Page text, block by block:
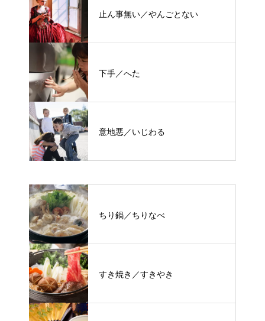
止ん事無い／やんごとない
下手／へた
意地悪／いじわる
ちり鍋／ちりなべ
すき焼き／すきやき